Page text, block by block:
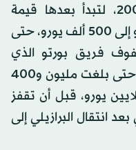
خمسة أضعاف في موسم 2009، لتبدأ بعدها قيمة
اللاعب تتراوح بين 300 ألف يورو إلى 500 ألف يورو، حتى
فريق بورتو الذي
تضاعفت خلاله القيمة السوقية حتى بلغت مليون و400
يورو، قبل أن تقفز
انتقال البرازيلي إلى